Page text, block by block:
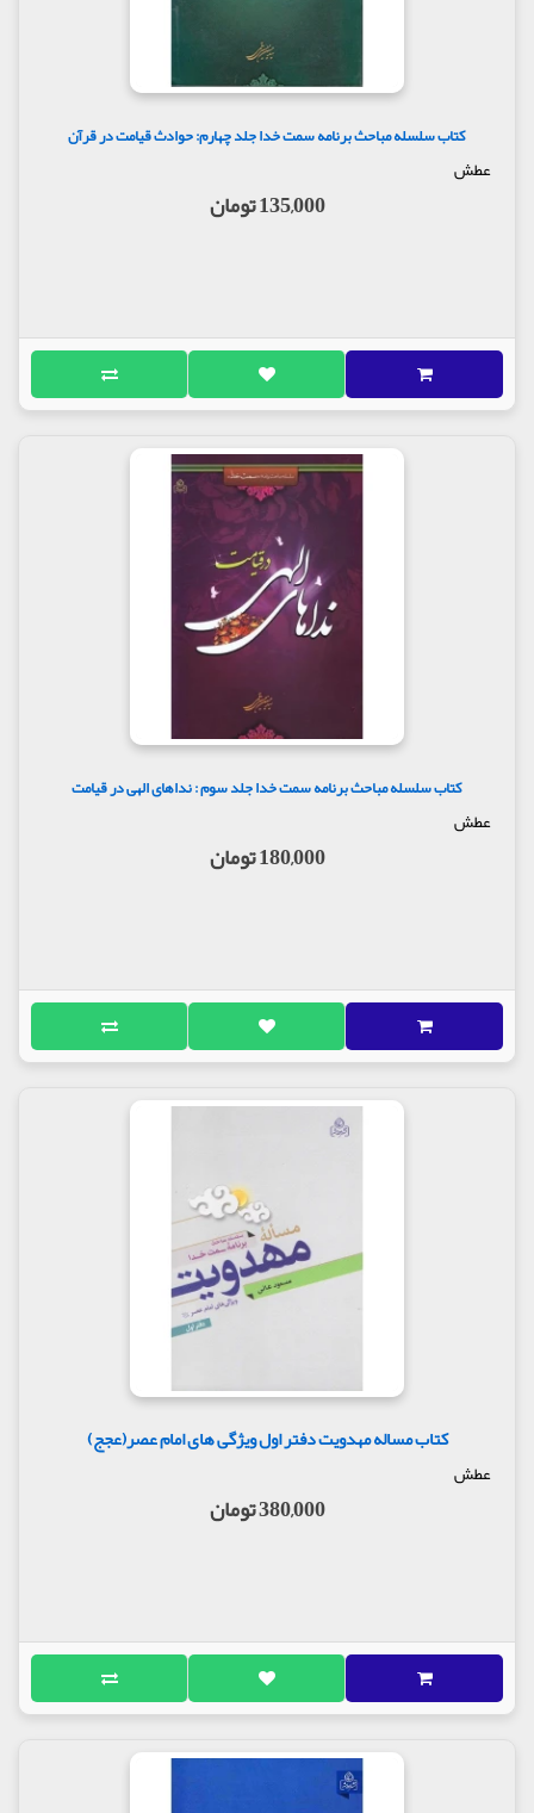
کتاب سلسله مباحث برنامه سمت خدا جلد چهارم: حوادث قیامت در قرآن
عطش
135,000 تومان
کتاب سلسله مباحث برنامه سمت خدا جلد سوم : نداهای الهی در قیامت
عطش
180,000 تومان
کتاب مساله مهدویت دفتر اول ویژگی های امام عصر(عجج)
عطش
380,000 تومان